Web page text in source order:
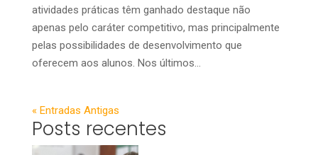
atividades práticas têm ganhado destaque não
apenas pelo caráter competitivo, mas principalmente
pelas possibilidades de desenvolvimento que
oferecem aos alunos. Nos últimos...
« Entradas Antigas
Posts recentes